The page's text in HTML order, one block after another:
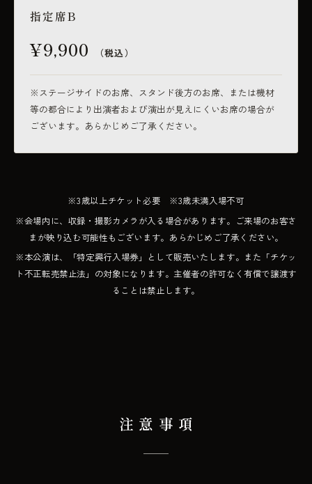
指定席B
¥9,900 （税込）
※ステージサイドのお席、スタンド後方のお席、または機材
等の都合により出演者および演出が見えにくいお席の場合が
ございます。あらかじめご了承ください。
※3歳以上チケット必要 ※3歳未満入場不可
※会場内に、収録・撮影カメラが入る場合があります。ご来場のお客さ
まが映り込む可能性もございます。あらかじめご了承ください。
※本公演は、「特定興行入場券」として販売いたします。また「チケッ
ト不正転売禁止法」の対象になります。主催者の許可なく有償で譲渡す
ることは禁止します。
注意事項